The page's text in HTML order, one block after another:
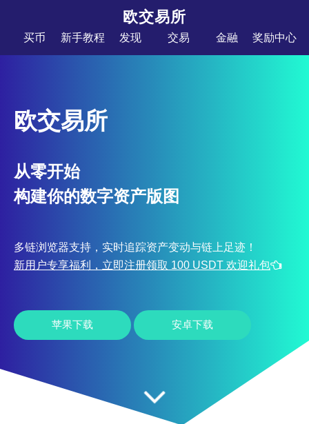
欧交易所
买币 新手教程 发现 交易 金融 奖励中心
欧交易所
从零开始
构建你的数字资产版图
多链浏览器支持，实时追踪资产变动与链上足迹！
新用户专享福利，立即注册领取 100 USDT 欢迎礼包
苹果下载 安卓下载